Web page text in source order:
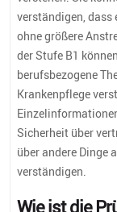
verständigen, dass
ohne größere
der Stufe B1
berufsbezogene
Krankenpflege
Sicherheit über
über andere Dinge
verständigen.
Wie ist die